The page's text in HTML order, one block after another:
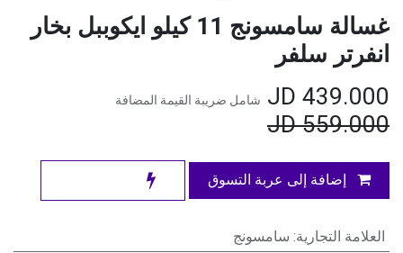
غسالة سامسونج 11 كيلو ايكوببل بخار
انفرتر سلفر
439.000
شامل ضريبة القيمة المضافة
559.000
JD
إضافة إلى عربة التسوق
العلامة التجارية: سامسونج